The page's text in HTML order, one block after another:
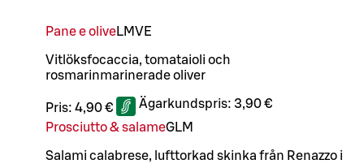
Pane e oliveLMVE
Vitlöksfocaccia, tomataioli och
rosmarinmarinerade oliver
Pris: 4,90 € Ägarkundspris: 3,90 €
Prosciutto & salameGLM
Salami calabrese, lufttorkad skinka från Renazzo i